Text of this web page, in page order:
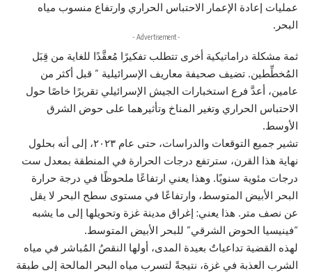
عمليات إعادة الإعمار الاحتباس الحراري وارتفاع منسوب مياه
البحر.
- Advertisement -
ثمة مشكلة دراماتيكية أخرى تتطلب تفكيرًا مُعقَّدًا للغاية من قِبَل
المُخطِّطين. تضيف صحيفة معاريف الإسرائيلية ” قبل أكثر من
عامين، أعدَّ فرع استخبارات الجيش الإسرائيلي تقريرًا خاصًا حول
الاحتباس الحراري وتغير المناخ وتأثيرهما على حوض الشرق
الأوسط.
تشير جميع التوقعات والدراسات، حتى عام ٢٠٢٣، إلى أنه بحلول
نهاية هذا القرن، سترتفع درجات الحرارة في المنطقة بمعدل ست
درجات مئوية سنويًا. وهذا يعني ارتفاعًا ملحوظًا في درجة حرارة
البحر الأبيض المتوسط، وارتفاعًا في مستوى سطح البحر لا يقل
عن نصف متر. هذا يعني: إغراق مدينة غزة وتحويلها إلى ما يشبه
“فينيسيا الحوض الشرقي” للبحر الأبيض المتوسط.
لهذه القضية تداعياتٌ بعيدة المدى، أولها النقصُ المُباشر في مياه
الشرب العذبة في غزة، نتيجةً لتسرب مياه البحر المالحة إلى طبقة